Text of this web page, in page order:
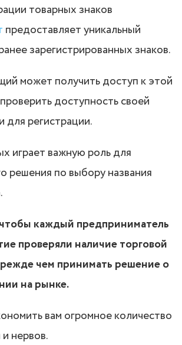
товарных знаков
предоставляет уникальный
зарегистрированных знаков.
может получить доступ к этой
доступность своей
для регистрации.
играет важную роль для
решения по выбору названия
каждый предприниматель
проверяли наличие торговой
чем принимать решение о
на рынке.
вам огромное количество
нервов.